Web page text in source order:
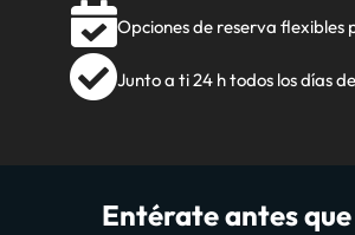
Opciones de reserva flexibles
Junto a ti 24 h todos los días
Entérate antes